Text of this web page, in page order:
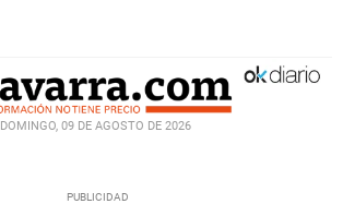
DOMINGO, 09 DE AGOSTO DE 2026